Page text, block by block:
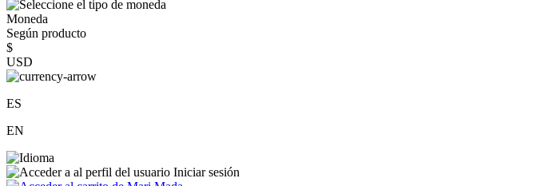
Moneda
Según producto
$
USD
ES
EN
Iniciar sesión